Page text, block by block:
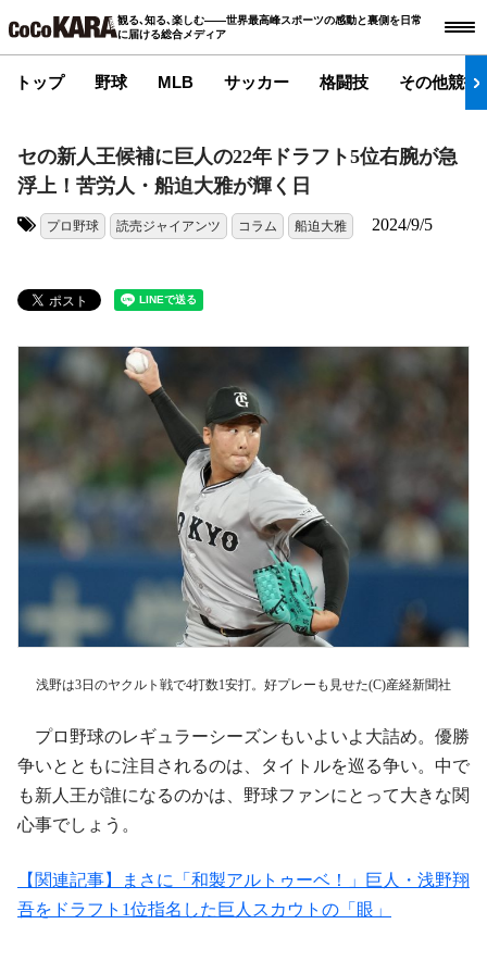
観る､知る､楽しむ――世界最高峰スポーツの感動と裏側を日常
に届ける総合メディア
トップ 野球 MLB サッカー 格闘技 その他競技
セの新人王候補に巨人の22年ドラフト5位右腕が急
浮上！苦労人・船迫大雅が輝く日
プロ野球 読売ジャイアンツ コラム 船迫大雅 2024/9/5
浅野は3日のヤクルト戦で4打数1安打。好プレーも見せた(C)産経新聞社
プロ野球のレギュラーシーズンもいよいよ大詰め。優勝
争いとともに注目されるのは、タイトルを巡る争い。中で
も新人王が誰になるのかは、野球ファンにとって大きな関
心事でしょう。
【関連記事】まさに「和製アルトゥーベ！」巨人・浅野翔
吾をドラフト1位指名した巨人スカウトの「眼」